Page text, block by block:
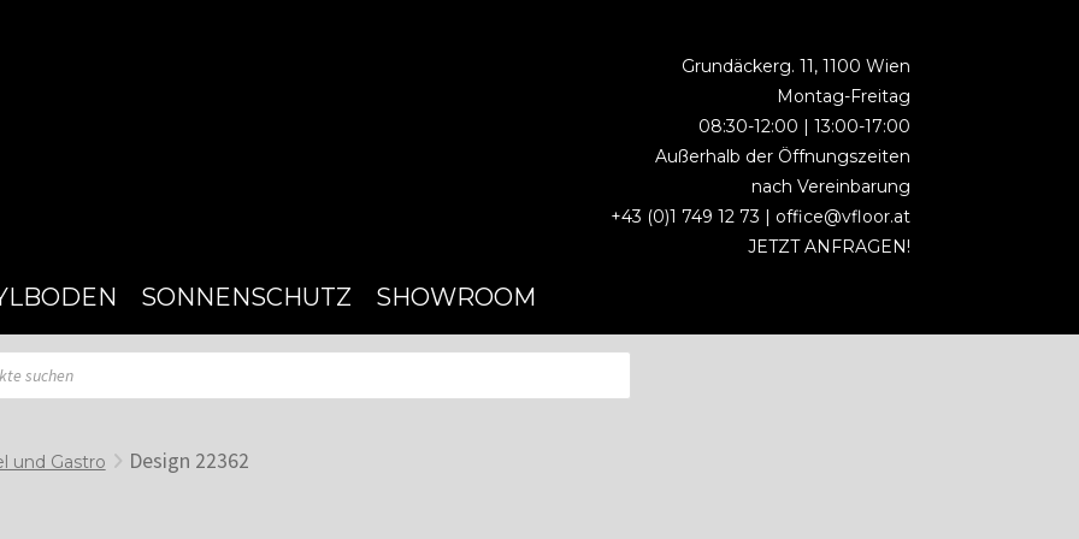
Grundäckerg. 11, 1100 Wien
Montag-Freitag
08:30-12:00 | 13:00-17:00
Außerhalb der Öffnungszeiten
nach Vereinbarung
+43 (0)1 749 12 73 | office@vfloor.at
JETZT ANFRAGEN!
SONNENSCHUTZ SHOWROOM
und Gastro Design 22362